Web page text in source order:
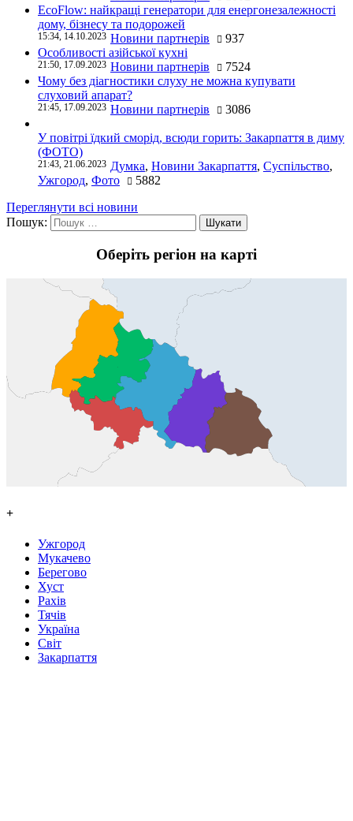
EcoFlow: найкращі генератори для енергонезалежності
дому, бізнесу та подорожей
15:34, 14.10.2023 Новини партнерів
937
Особливості азійської кухні
21:50, 17.09.2023 Новини партнерів
7524
Чому без діагностики слуху не можна купувати
слуховий апарат?
21:45, 17.09.2023 Новини партнерів 3086
У повітрі їдкий сморід, всюди горить: Закарпаття в диму
(ФОТО)
21:43, 21.06.2023 Думка, Новини Закарпаття, Суспільство,
Ужгород, Фото
5882
Переглянути всі новини
Пошук:
Оберіть регіон на карті
+
Ужгород
Мукачево
Берегово
Хуст
Рахів
Тячів
Україна
Світ
Закарпаття